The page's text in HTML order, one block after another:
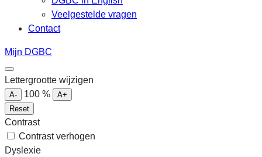
Veelgestelde vragen
Contact
Mijn DGBC
Lettergrootte wijzigen
A- 100 %
A+
Reset
Contrast
Contrast verhogen
Dyslexie